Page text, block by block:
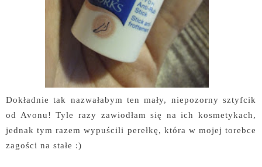
Dokładnie tak nazwałabym ten mały, niepozorny sztyfcik
od Avonu! Tyle razy zawiodłam się na ich kosmetykach,
jednak tym razem wypuścili perełkę, która w mojej torebce
zagości na stałe :)